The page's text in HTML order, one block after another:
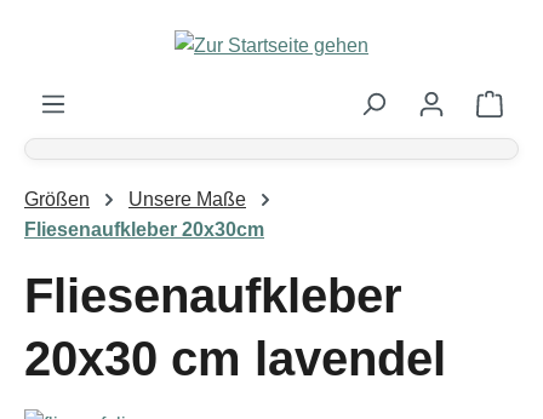
Zum Hauptinhalt springen
Größen
Unsere Maße
Fliesenaufkleber 20x30cm
Fliesenaufkleber
20x30 cm lavendel